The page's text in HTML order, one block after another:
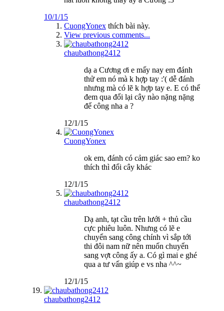
10/1/15
CuongYonex thích bài này.
View previous comments...
chaubathong2412
dạ a Cương ơi e mấy nay em đánh
thử em nó mà k hợp tay :'( dễ đánh
nhưng mà có lẽ k hợp tay e. E có thể
đem qua đổi lại cây nào nặng nặng
để công nha a ?
12/1/15
CuongYonex
ok em, đánh có cảm giác sao em? ko
thích thì đổi cây khác
12/1/15
chaubathong2412
Dạ anh, tạt cầu trên lưới + thủ cầu
cực phiêu luôn. Nhưng có lẽ e
chuyển sang công chính vì sắp tới
thi đôi nam nữ nên muốn chuyển
sang vợt công ấy a. Có gì mai e ghé
qua a tư vấn giúp e vs nha ^^~
12/1/15
chaubathong2412